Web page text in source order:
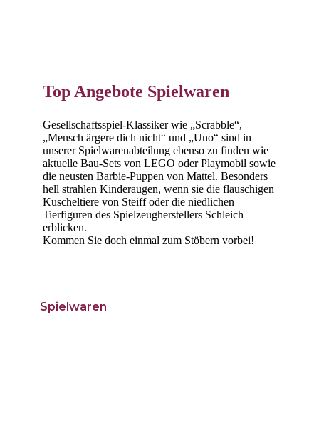
Top Angebote Spielwaren
Gesellschaftsspiel-Klassiker wie „Scrabble“,
„Mensch ärgere dich nicht“ und „Uno“ sind in
unserer Spielwarenabteilung ebenso zu finden wie
aktuelle Bau-Sets von LEGO oder Playmobil sowie
die neusten Barbie-Puppen von Mattel. Besonders
hell strahlen Kinderaugen, wenn sie die flauschigen
Kuscheltiere von Steiff oder die niedlichen
Tierfiguren des Spielzeugherstellers Schleich
erblicken.
Kommen Sie doch einmal zum Stöbern vorbei!
Spielwaren